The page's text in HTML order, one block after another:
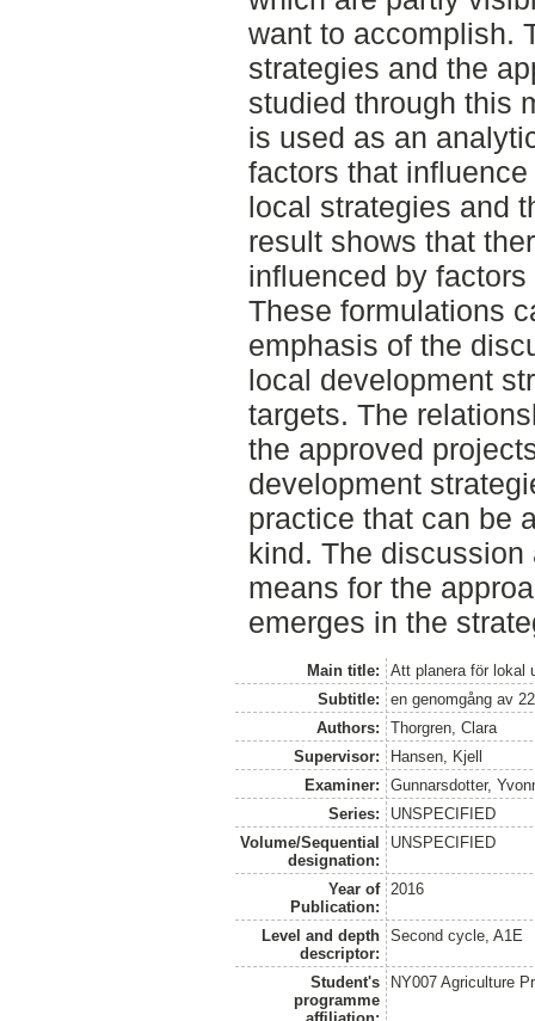
want to accomplish.
strategies and the
studied through this
is used as an
factors that
local strategies and
result shows that
influenced by
These formulations
emphasis of the
local development
targets. The
the approved
development
practice that can be
kind. The
means for the
emerges in the
Main title:
Att planera för lokal
Subtitle:
en genomgång av
Authors:
Thorgren, Clara
Supervisor:
Hansen, Kjell
Examiner:
Gunnarsdotter,
Series:
UNSPECIFIED
Volume/Sequential
designation:
UNSPECIFIED
Year of
Publication:
2016
Level and depth
descriptor:
Second cycle, A1E
Student's
programme
NY007 Agriculture